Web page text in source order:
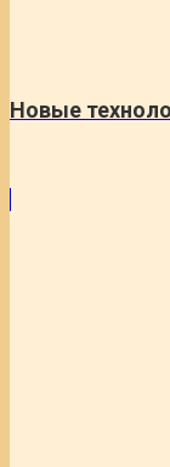
Новые